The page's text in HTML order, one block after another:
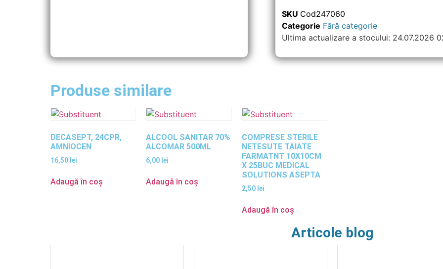
SKU Cod247060
Categorie Fără categorie
Ultima actualizare a stocului: 24.07.2026
Produse similare
DECASEPT, 24CPR,
AMNIOCEN
16,50 lei
Adaugă în coș
ALCOOL SANITAR 70%
ALCOMAR 500ML
6,00 lei
Adaugă în coș
COMPRESE STERILE
NETESUTE TAIATE
FARMATNT 10X10CM
X 25BUC MEDICAL
SOLUTIONS ASEPTA
2,50 lei
Adaugă în coș
Articole blog